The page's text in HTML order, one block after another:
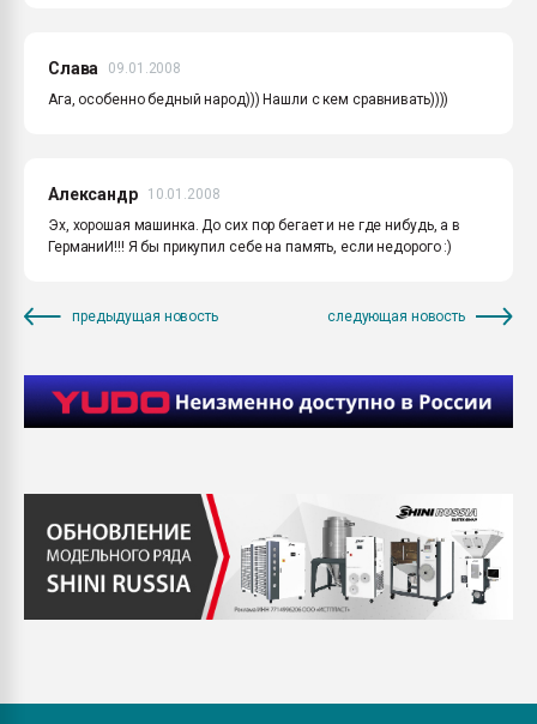
Слава
09.01.2008
Ага, особенно бедный народ))) Нашли с кем сравнивать))))
Александр
10.01.2008
Эх, хорошая машинка. До сих пор бегает и не где нибудь, а в
ГерманиИ!!! Я бы прикупил себе на память, если недорого :)
предыдущая новость следующая новость